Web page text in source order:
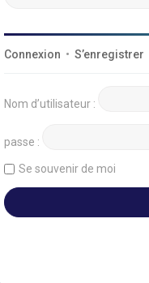
Connexion • S’enregistrer
Nom d’utilisateur :
passe :
Se souvenir de moi